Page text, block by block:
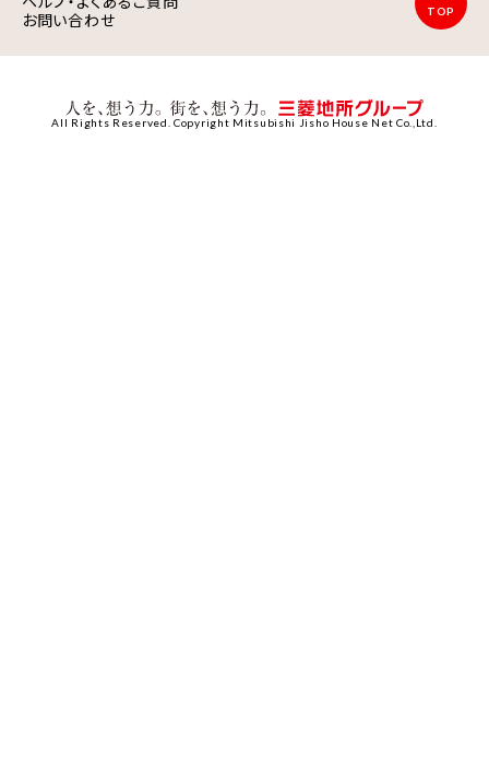
お問い合わせ
TOP
All Rights Reserved. Copyright Mitsubishi Jisho House Net Co.,Ltd.